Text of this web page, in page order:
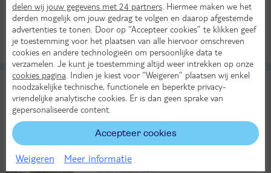
SCHERP GEPRIJSD
Halfpension
661,-
per persoon
Bekijk
Alle verplichte kosten inbegrepen!
8,8
Heel goed
Katrin Hotel & Bungalows
TUI classificatie Hotel
Griekenland Kreta Kreta Centraal
Wo 14 okt 2026
8 dagen (7 nachten)
delen wij jouw gegevens met 24 partners . Hiermee maken we het
derden mogelijk om jouw gedrag te volgen en daarop afgestemde
advertenties te tonen. Door op “Accepteer cookies” te klikken geef
je toestemming voor het plaatsen van alle hiervoor omschreven
cookies en andere technologieën om persoonlijke data te
verzamelen. Je kunt je toestemming altijd weer intrekken op onze
cookies pagina . Indien je kiest voor “Weigeren” plaatsen wij enkel
noodzakelijke technische, functionele en beperkte privacy-
vriendelijke analytische cookies. Er is dan geen sprake van
gepersonaliseerde content.
Accepteer cookies
Weigeren Meer informatie